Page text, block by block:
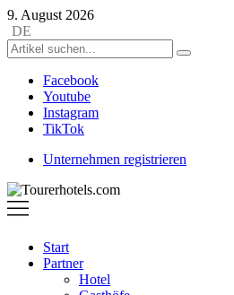
9. August 2026
DE
Facebook
Youtube
Instagram
TikTok
Unternehmen registrieren
Tourerhotels.com
Start
Partner
Hotel